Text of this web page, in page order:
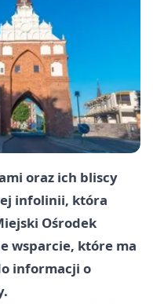
oraz ich bliscy
infolinii, która
Ośrodek
wsparcie, które ma
informacji o